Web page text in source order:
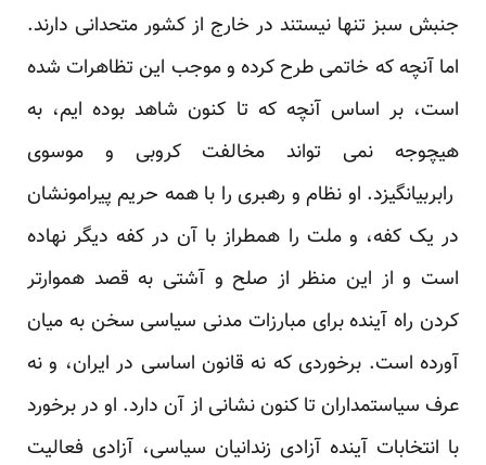
جنبش سبز تنها نیستند در خارج از کشور متحدانی دارند.
اما آنچه که خاتمی طرح کرده و موجب این تظاهرات شده
است، بر اساس آنچه که تا کنون شاهد بوده ایم، به
هیچوجه نمی تواند مخالفت کروبی و موسوی
رابربیانگیزد. او نظام و رهبری را با همه حریم پیرامونشان
در یک کفه، و ملت را همطراز با آن در کفه دیگر نهاده
است و از این منظر از صلح و آشتی به قصد هموارتر
کردن راه آینده برای مبارزات مدنی سیاسی سخن به میان
آورده است. برخوردی که نه قانون اساسی در ایران، و نه
عرف سیاستمداران تا کنون نشانی از آن دارد. او در برخورد
با انتخابات آینده آزادی زندانیان سیاسی، آزادی فعالیت